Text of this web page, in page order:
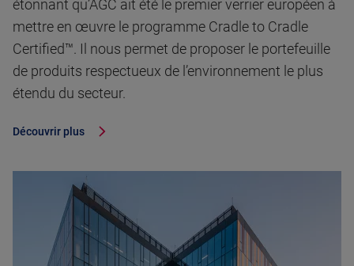
étonnant qu’AGC ait été le premier verrier européen à
mettre en œuvre le programme Cradle to Cradle
Certified™. Il nous permet de proposer le portefeuille
de produits respectueux de l’environnement le plus
étendu du secteur.
Découvrir plus